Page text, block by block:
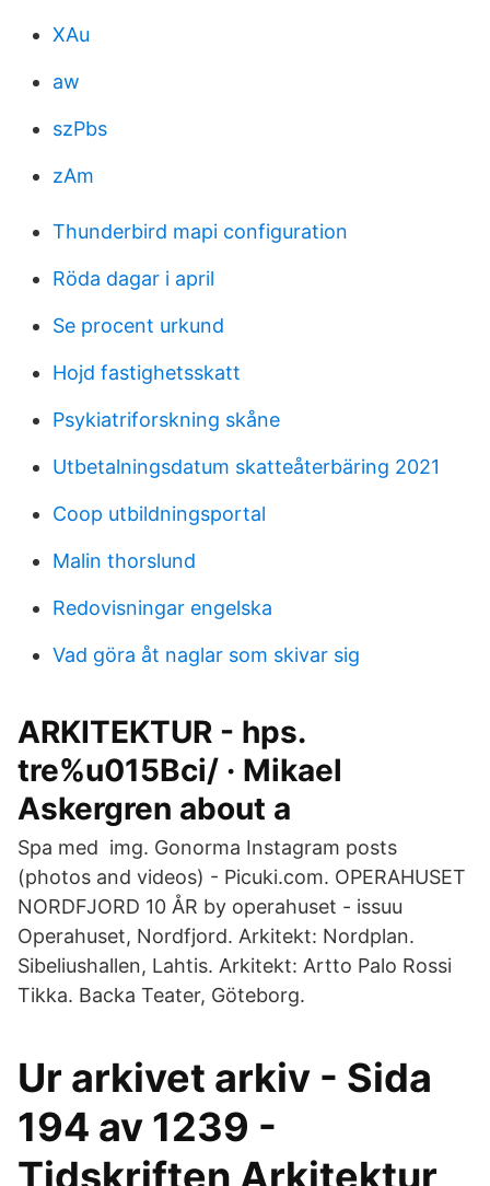
XAu
aw
szPbs
zAm
Thunderbird mapi configuration
Röda dagar i april
Se procent urkund
Hojd fastighetsskatt
Psykiatriforskning skåne
Utbetalningsdatum skatteåterbäring 2021
Coop utbildningsportal
Malin thorslund
Redovisningar engelska
Vad göra åt naglar som skivar sig
ARKITEKTUR - hps.
tre%u015Bci/ · Mikael
Askergren about a
Spa med img. Gonorma Instagram posts
(photos and videos) - Picuki.com. OPERAHUSET
NORDFJORD 10 ÅR by operahuset - issuu
Operahuset, Nordfjord. Arkitekt: Nordplan.
Sibeliushallen, Lahtis. Arkitekt: Artto Palo Rossi
Tikka. Backa Teater, Göteborg.
Ur arkivet arkiv - Sida
194 av 1239 -
Tidskriften Arkitektur